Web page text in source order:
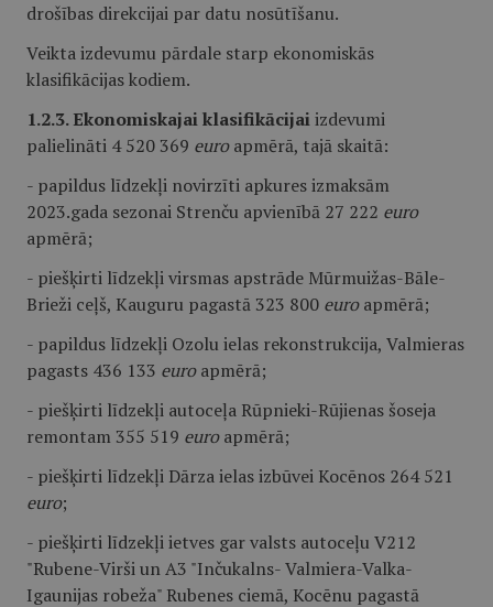
drošības direkcijai par datu nosūtīšanu.
Veikta izdevumu pārdale starp ekonomiskās
klasifikācijas kodiem.
1.2.3. Ekonomiskajai klasifikācijaiizdevumi
palielināti 4 520 369 euroapmērā, tajā skaitā:
- papildus līdzekļi novirzīti apkures izmaksām
2023.gada sezonai Strenču apvienībā 27 222 euro
apmērā;
- piešķirti līdzekļi virsmas apstrāde Mūrmuižas-Bāle-
Brieži ceļš, Kauguru pagastā 323 800 euroapmērā;
- papildus līdzekļi Ozolu ielas rekonstrukcija, Valmieras
pagasts 436 133 euroapmērā;
- piešķirti līdzekļi autoceļa Rūpnieki-Rūjienas šoseja
remontam 355 519 euroapmērā;
- piešķirti līdzekļi Dārza ielas izbūvei Kocēnos 264 521
euro;
- piešķirti līdzekļi ietves gar valsts autoceļu V212
"Rubene-Virši un A3 "Inčukalns- Valmiera-Valka-
Igaunijas robeža" Rubenes ciemā, Kocēnu pagastā